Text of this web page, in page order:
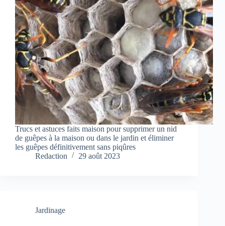
Trucs et astuces faits maison pour supprimer un nid
de guêpes à la maison ou dans le jardin et éliminer
les guêpes définitivement sans piqûres
Redaction
29 août 2023
Jardinage